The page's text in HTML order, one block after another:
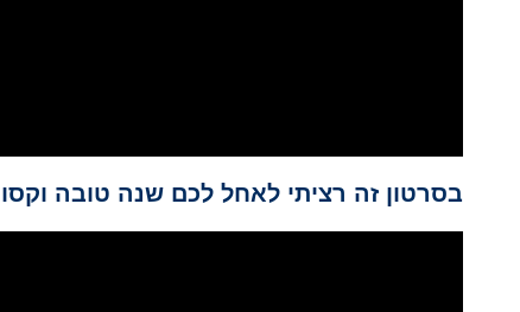
בסרטון זה רציתי לאחל לכם שנה טובה